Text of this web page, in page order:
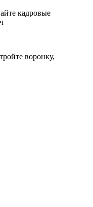
кадровые
воронку,